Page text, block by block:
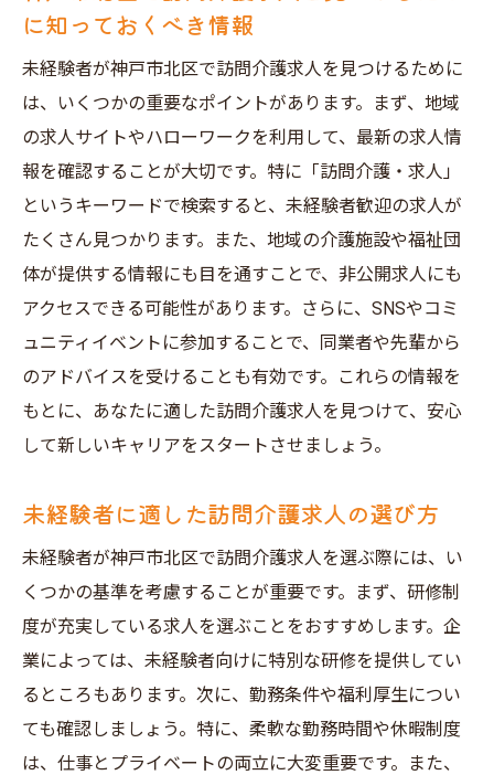
に知っておくべき情報
未経験者が神戸市北区で訪問介護求人を見つけるために
は、いくつかの重要なポイントがあります。まず、地域
の求人サイトやハローワークを利用して、最新の求人情
報を確認することが大切です。特に「訪問介護・求人」
というキーワードで検索すると、未経験者歓迎の求人が
たくさん見つかります。また、地域の介護施設や福祉団
体が提供する情報にも目を通すことで、非公開求人にも
アクセスできる可能性があります。さらに、SNSやコミ
ュニティイベントに参加することで、同業者や先輩から
のアドバイスを受けることも有効です。これらの情報を
もとに、あなたに適した訪問介護求人を見つけて、安心
して新しいキャリアをスタートさせましょう。
未経験者に適した訪問介護求人の選び方
未経験者が神戸市北区で訪問介護求人を選ぶ際には、い
くつかの基準を考慮することが重要です。まず、研修制
度が充実している求人を選ぶことをおすすめします。企
業によっては、未経験者向けに特別な研修を提供してい
るところもあります。次に、勤務条件や福利厚生につい
ても確認しましょう。特に、柔軟な勤務時間や休暇制度
は、仕事とプライベートの両立に大変重要です。また、